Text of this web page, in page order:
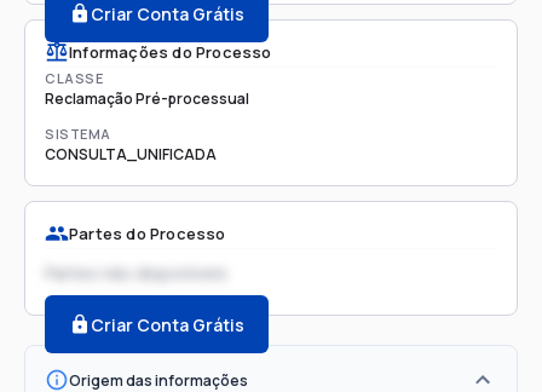
Criar Conta Grátis
Informações do Processo
CLASSE
Reclamação Pré-processual
SISTEMA
CONSULTA_UNIFICADA
Partes do Processo
Partes não disponíveis
Criar Conta Grátis
Origem das informações